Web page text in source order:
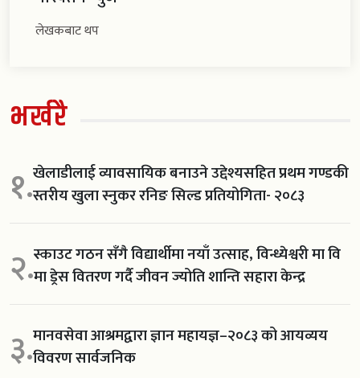
लेखकबाट थप
भर्खरै
१.खेलाडीलाई व्यावसायिक बनाउने उद्देश्यसहित प्रथम गण्डकी
स्तरीय खुला स्नुकर रनिङ सिल्ड प्रतियोगिता- २०८३
२.स्काउट गठन सँगै विद्यार्थीमा नयाँ उत्साह, विन्ध्येश्वरी मा वि
मा ड्रेस वितरण गर्दै जीवन ज्योति शान्ति सहारा केन्द्र
३.मानवसेवा आश्रमद्वारा ज्ञान महायज्ञ–२०८३ को आयव्यय
विवरण सार्वजनिक